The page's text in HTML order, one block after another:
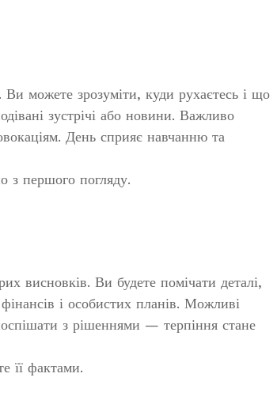
можете зрозуміти, куди рухаєтесь і що
зустрічі або новини. Важливо
День сприяє навчанню та
з першого погляду.
висновків. Ви будете помічати деталі,
і особистих планів. Можливі
з рішеннями — терпіння стане
її фактами.